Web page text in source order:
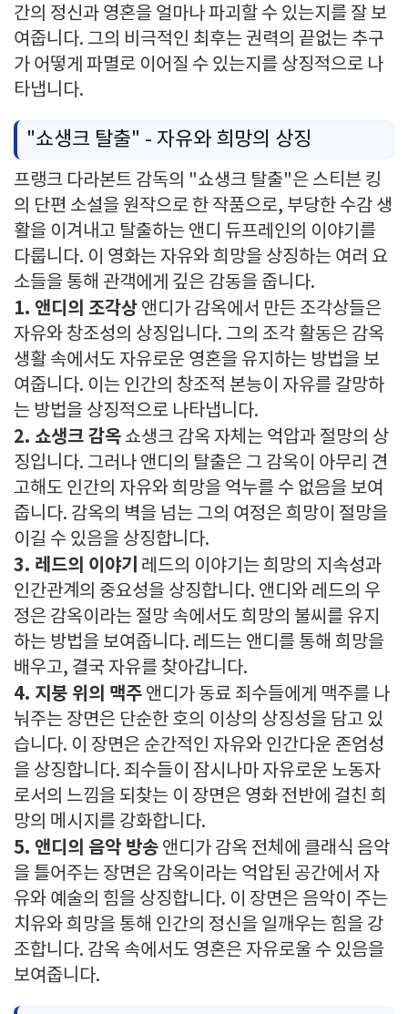
간의 정신과 영혼을 얼마나 파괴할 수 있는지를 잘 보
여줍니다. 그의 비극적인 최후는 권력의 끝없는 추구
가 어떻게 파멸로 이어질 수 있는지를 상징적으로 나
타냅니다.
"쇼생크 탈출" - 자유와 희망의 상징
프랭크 다라본트 감독의 "쇼생크 탈출"은 스티븐 킹
의 단편 소설을 원작으로 한 작품으로, 부당한 수감 생
활을 이겨내고 탈출하는 앤디 듀프레인의 이야기를
다룹니다. 이 영화는 자유와 희망을 상징하는 여러 요
소들을 통해 관객에게 깊은 감동을 줍니다.
1. 앤디의 조각상 앤디가 감옥에서 만든 조각상들은
자유와 창조성의 상징입니다. 그의 조각 활동은 감옥
생활 속에서도 자유로운 영혼을 유지하는 방법을 보
여줍니다. 이는 인간의 창조적 본능이 자유를 갈망하
는 방법을 상징적으로 나타냅니다.
2. 쇼생크 감옥 쇼생크 감옥 자체는 억압과 절망의 상
징입니다. 그러나 앤디의 탈출은 그 감옥이 아무리 견
고해도 인간의 자유와 희망을 억누를 수 없음을 보여
줍니다. 감옥의 벽을 넘는 그의 여정은 희망이 절망을
이길 수 있음을 상징합니다.
3. 레드의 이야기 레드의 이야기는 희망의 지속성과
인간관계의 중요성을 상징합니다. 앤디와 레드의 우
정은 감옥이라는 절망 속에서도 희망의 불씨를 유지
하는 방법을 보여줍니다. 레드는 앤디를 통해 희망을
배우고, 결국 자유를 찾아갑니다.
4. 지붕 위의 맥주 앤디가 동료 죄수들에게 맥주를 나
눠주는 장면은 단순한 호의 이상의 상징성을 담고 있
습니다. 이 장면은 순간적인 자유와 인간다운 존엄성
을 상징합니다. 죄수들이 잠시나마 자유로운 노동자
로서의 느낌을 되찾는 이 장면은 영화 전반에 걸친 희
망의 메시지를 강화합니다.
5. 앤디의 음악 방송 앤디가 감옥 전체에 클래식 음악
을 틀어주는 장면은 감옥이라는 억압된 공간에서 자
유와 예술의 힘을 상징합니다. 이 장면은 음악이 주는
치유와 희망을 통해 인간의 정신을 일깨우는 힘을 강
조합니다. 감옥 속에서도 영혼은 자유로울 수 있음을
보여줍니다.